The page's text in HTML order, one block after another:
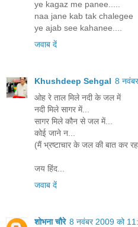
ye kagaz me panee.....
naa jane kab tak chalegee
ye ajab see kahanee....
जवाब दें
Khushdeep Sehgal 8
ओह रे ताल मिले नदी के जल में
नदी मिले सागर में...
सागर मिले कौन से जल में...
कोई जाने न...
(मैं भ्रष्टाचार के जल की बात कर
जय हिंद...
जवाब दें
शोभना चौरे 8 नवंबर 2009 को